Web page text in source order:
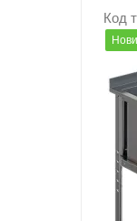
Код